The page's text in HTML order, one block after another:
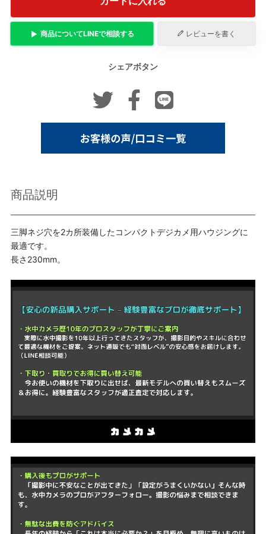
商品についてLINEで相談する レビューを書く
シェアボタン
商品説明
三脚ネジ穴を2カ所装備したコンパクトデジカメ用ハウジングに
最適です。
長さ230mm。